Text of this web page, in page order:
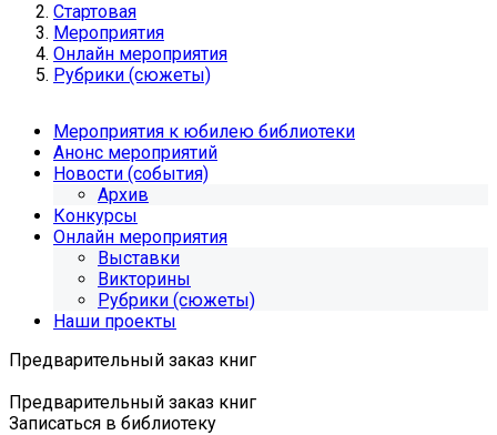
Стартовая
Мероприятия
Онлайн мероприятия
Рубрики (сюжеты)
Мероприятия к юбилею библиотеки
Анонс мероприятий
Новости (события)
Архив
Конкурсы
Онлайн мероприятия
Выставки
Викторины
Рубрики (сюжеты)
Наши проекты
Предварительный заказ книг
Предварительный заказ книг
Записаться в библиотеку